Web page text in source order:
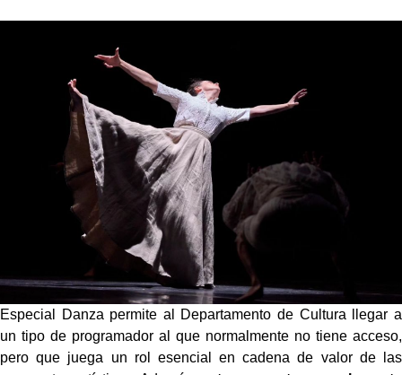
Especial Danza permite al Departamento de Cultura llegar a
un tipo de programador al que normalmente no tiene acceso,
pero que juega un rol esencial en cadena de valor de las